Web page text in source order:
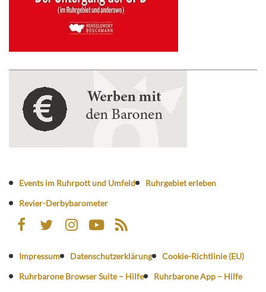
Events im Ruhrpott und Umfeld
Ruhrgebiet erleben
Revier-Derbybarometer
Impressum Datenschutzerklärung
Cookie-Richtlinie (EU)
Ruhrbarone Browser Suite – Hilfe
Ruhrbarone App – Hilfe